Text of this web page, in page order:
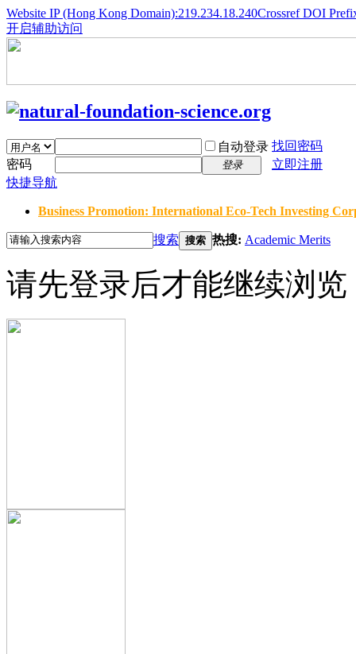
Website IP (Hong Kong Domain):219.234.18.240Crossref DOI
开启辅助访问
自动登录 找回密码
密码
登录
立即注册
快捷导航
Business Promotion: International Eco-Tech Investing
搜索 搜索 热搜: Academic Merits
请先登录后才能继续浏览